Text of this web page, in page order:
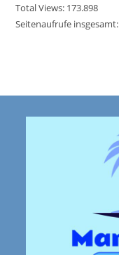
Total Views: 173.898
Seitenaufrufe insgesamt: